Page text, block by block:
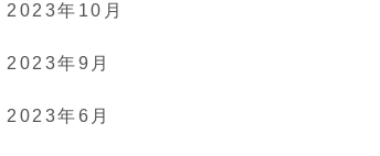
2023年10月
2023年9月
2023年6月